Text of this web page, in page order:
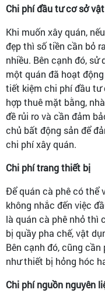
Chi phí đầu tư cơ sở
Khi muốn xây quán,
đẹp thì số tiền cần bỏ
nhiều. Bên cạnh đó,
một quán đã hoạt
tiết kiệm chi phí đầu tư
hợp thuê mặt bằng,
đề rủi ro và cần đảm
chủ bất động sản để
chi phí xây quán.
Chi phí trang thiết bị
Để quán cà phê có thể
không nhắc đến việc
là quán cà phê nhỏ thì
bị quầy pha chế, vật
Bên cạnh đó, cũng
như thiết bị hỏng hóc
Chi phí nguồn nguyên